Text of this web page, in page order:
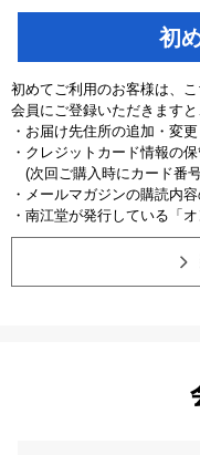
初
初めてご利用のお客様は、
会員にご登録いただきます
・お届け先住所の追加・変更
・クレジットカード情報の
(次回ご購入時にカード番
・メールマガジンの購読内
・南江堂が発行している「